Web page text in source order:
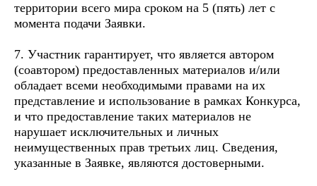
территории всего мира сроком на 5 (пять) лет с
момента подачи Заявки.
7. Участник гарантирует, что является автором
(соавтором) предоставленных материалов и/или
обладает всеми необходимыми правами на их
представление и использование в рамках Конкурса,
и что предоставление таких материалов не
нарушает исключительных и личных
неимущественных прав третьих лиц. Сведения,
указанные в Заявке, являются достоверными.